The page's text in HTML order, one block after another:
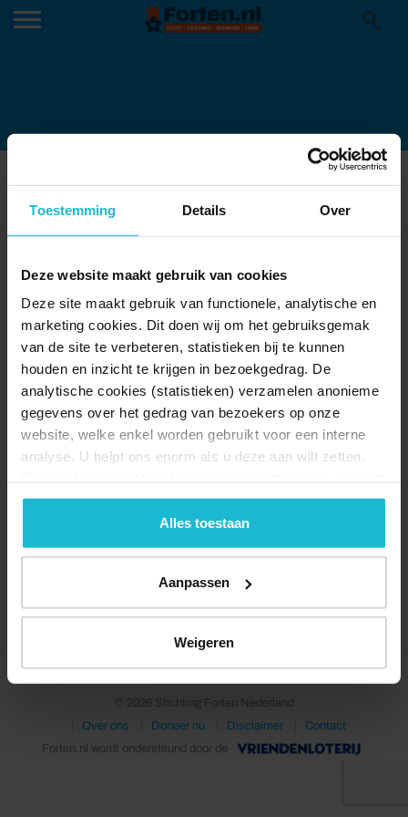
Toestemming Details Over
Deze website maakt gebruik van cookies
Deze site maakt gebruik van functionele, analytische en
marketing cookies. Dit doen wij om het gebruiksgemak
van de site te verbeteren, statistieken bij te kunnen
houden en inzicht te krijgen in bezoekgedrag. De
analytische cookies (statistieken) verzamelen anonieme
gegevens over het gedrag van bezoekers op onze
website, welke enkel worden gebruikt voor een interne
analyse. U helpt ons enorm als u deze aan wilt zetten.
geen commerciële doelstelling. U kunt deze cookies via
de knoppen accepteren, beheren of weigeren.
Alles toestaan
Aanpassen
Weigeren
WOERDEN-FB_1200X1200
© 2026 Stichting Forten Nederland
Over ons
Doneer nu Disclaimer
Contact
Forten.nl wordt ondersteund door de